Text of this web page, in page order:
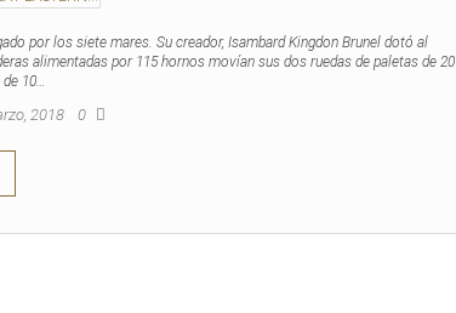
por los siete mares. Su creador, Isambard Kingdon Brunel dotó al
alimentadas por 115 hornos movían sus dos ruedas de paletas de 20
10…
2018 0